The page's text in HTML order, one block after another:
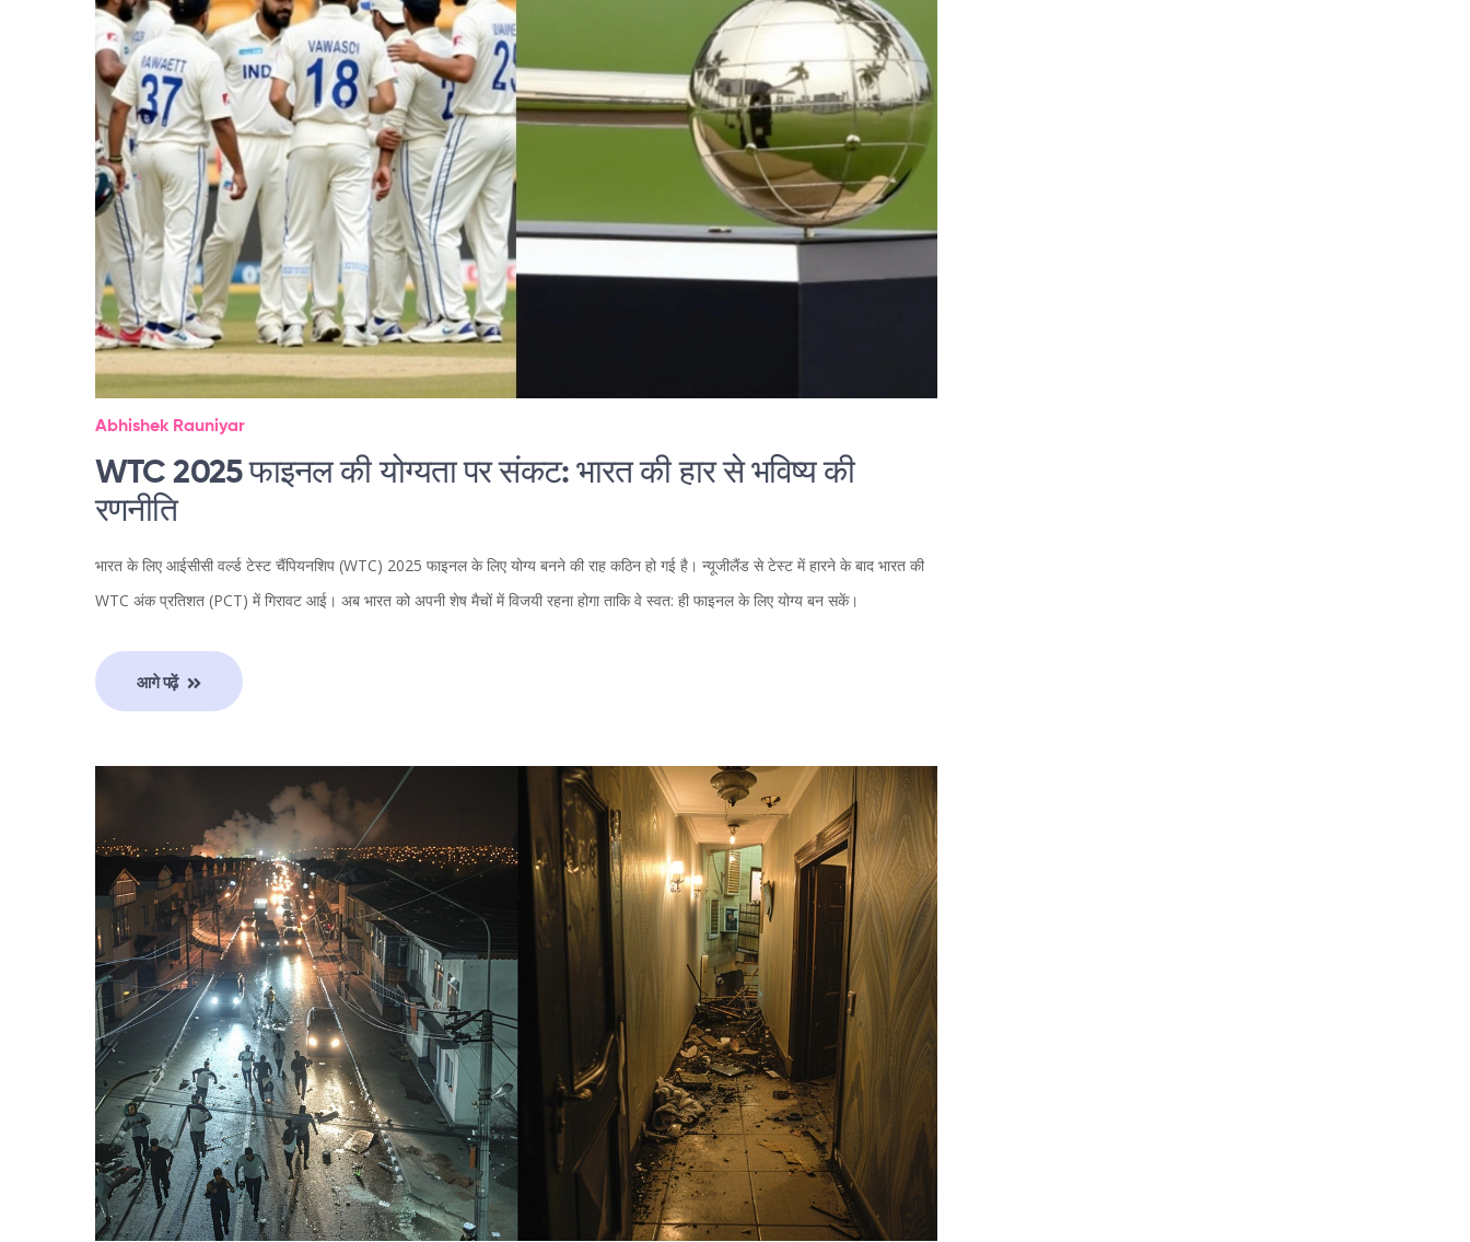
Abhishek Rauniyar
WTC 2025 फाइनल की योग्यता पर संकट: भारत की हार से भविष्य की
रणनीति
भारत के लिए आईसीसी वर्ल्ड टेस्ट चैंपियनशिप (WTC) 2025 फाइनल के लिए योग्य बनने की राह कठिन हो गई है। न्यूजीलैंड से टेस्ट में हारने के बाद भारत की
WTC अंक प्रतिशत (PCT) में गिरावट आई। अब भारत को अपनी शेष मैचों में विजयी रहना होगा ताकि वे स्वत: ही फाइनल के लिए योग्य बन सकें।
आगे पढ़ें